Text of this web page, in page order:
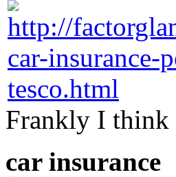
Frankly I think
car insurance